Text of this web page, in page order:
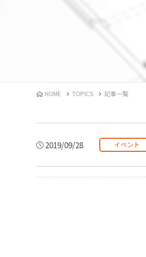
HOME TOPICS 記事一覧
2019/09/28 イベント